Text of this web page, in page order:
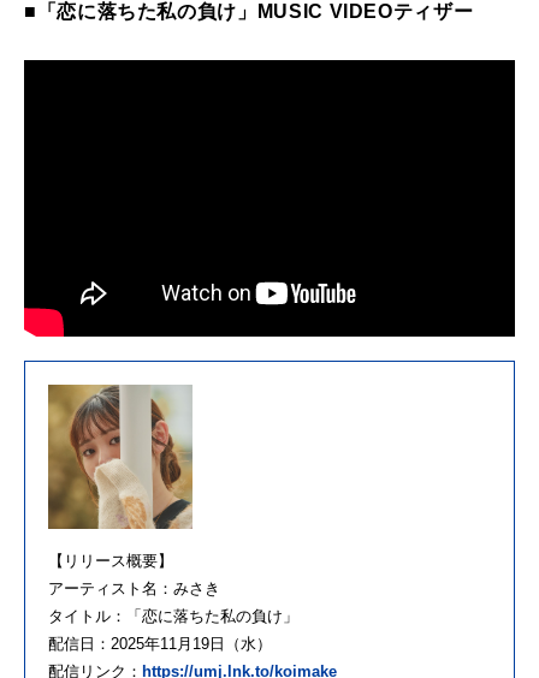
■「恋に落ちた私の負け」MUSIC VIDEOティザー
【リリース概要】
アーティスト名：みさき
タイトル：「恋に落ちた私の負け」
配信日：2025年11月19日（水）
配信リンク： https://umj.lnk.to/koimake